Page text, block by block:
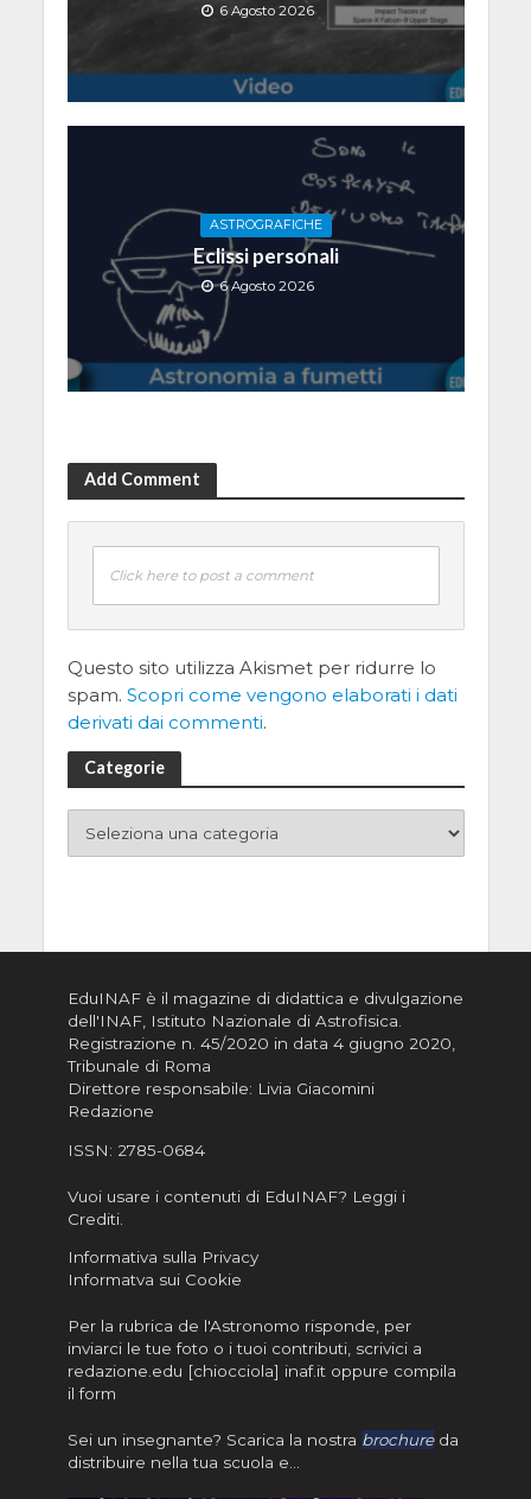
6 Agosto 2026
ASTROGRAFICHE
Eclissi personali
6 Agosto 2026
Add Comment
Click here to post a comment
Questo sito utilizza Akismet per ridurre lo
spam. Scopri come vengono elaborati i dati
derivati dai commenti.
Categorie
EduINAF è il magazine di didattica e divulgazione
dell'INAF, Istituto Nazionale di Astrofisica.
Registrazione n. 45/2020 in data 4 giugno 2020,
Tribunale di Roma
Direttore responsabile: Livia Giacomini
Redazione
ISSN: 2785-0684
Vuoi usare i contenuti di EduINAF? Leggi i
Crediti.
Informativa sulla Privacy
Informatva sui Cookie
Per la rubrica de l'Astronomo risponde, per
inviarci le tue foto o i tuoi contributi, scrivici a
redazione.edu [chiocciola] inaf.it oppure compila
il form
Sei un insegnante? Scarica la nostra brochureda
distribuire nella tua scuola e…